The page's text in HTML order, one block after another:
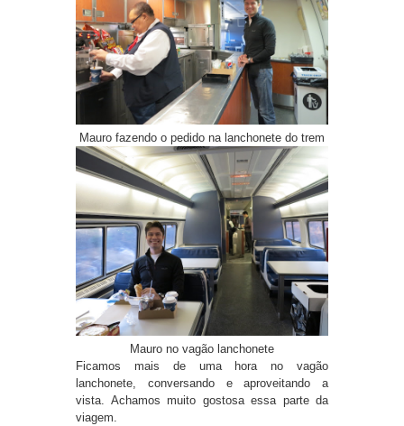
Mauro fazendo o pedido na lanchonete do trem
Mauro no vagão lanchonete
Ficamos mais de uma hora no vagão
lanchonete, conversando e aproveitando a
vista. Achamos muito gostosa essa parte da
viagem.